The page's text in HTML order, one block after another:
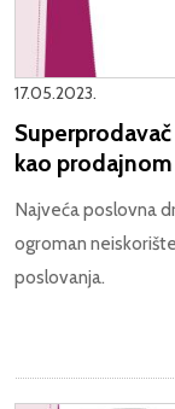
17.05.2023.
kao
Najveća poslovna
ogroman
poslovanja.